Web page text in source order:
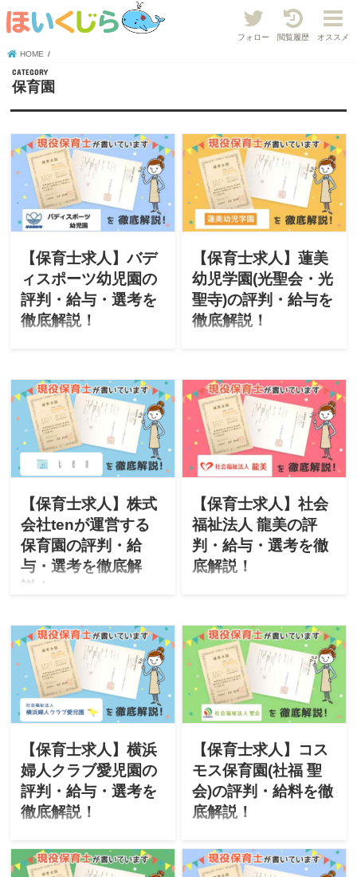
フォロー 閲覧履歴
オススメ
HOME
保育園
【保育士求人】バデ
ィスポーツ幼児園の
評判・給与・選考を
徹底解説！
ています。今回は「バディ
企画研究所」が運営するバ
ディースポーツ幼児園をご
紹介。「特徴・評判・求
人・オススメな人・選考」
について徹底解説したいと
思います。
【保育士求人】蓮美
幼児学園(光聖会・光
聖寺)の評判・給与を
徹底解説！
ています。今回は「宗教法
人 光聖寺」と「社会福祉法
人 光聖会」が運営する保育
園をご紹介。「特徴・評
判・求人・オススメな人・
選考」について徹底解説し
たいと思います。
【保育士求人】株式
会社tenが運営する
保育園の評判・給
与・選考を徹底解
説！
転職に役立つ情報を掲載し
ています。今回は「株式会
社ten」が運営する保育園を
ご紹介。「特徴・評判・求
人・オススメな人・選考」
について徹底解説したいと
【保育士求人】社会
福祉法人 龍美の評
判・給与・選考を徹
底解説！
ています。今回は「社会福
祉法人 龍美」が運営する保
育園をご紹介。「特徴・評
判・求人・オススメな人・
選考」について徹底解説し
たいと思います。
【保育士求人】横浜
婦人クラブ愛児園の
評判・給与・選考を
徹底解説！
転職に役立つ情報を掲載し
ています。今回は「社会福
【保育士求人】コス
モス保育園(社福 聖
会)の評判・給料を徹
底解説！
転職に役立つ情報を掲載し
ています。今回は「社会福